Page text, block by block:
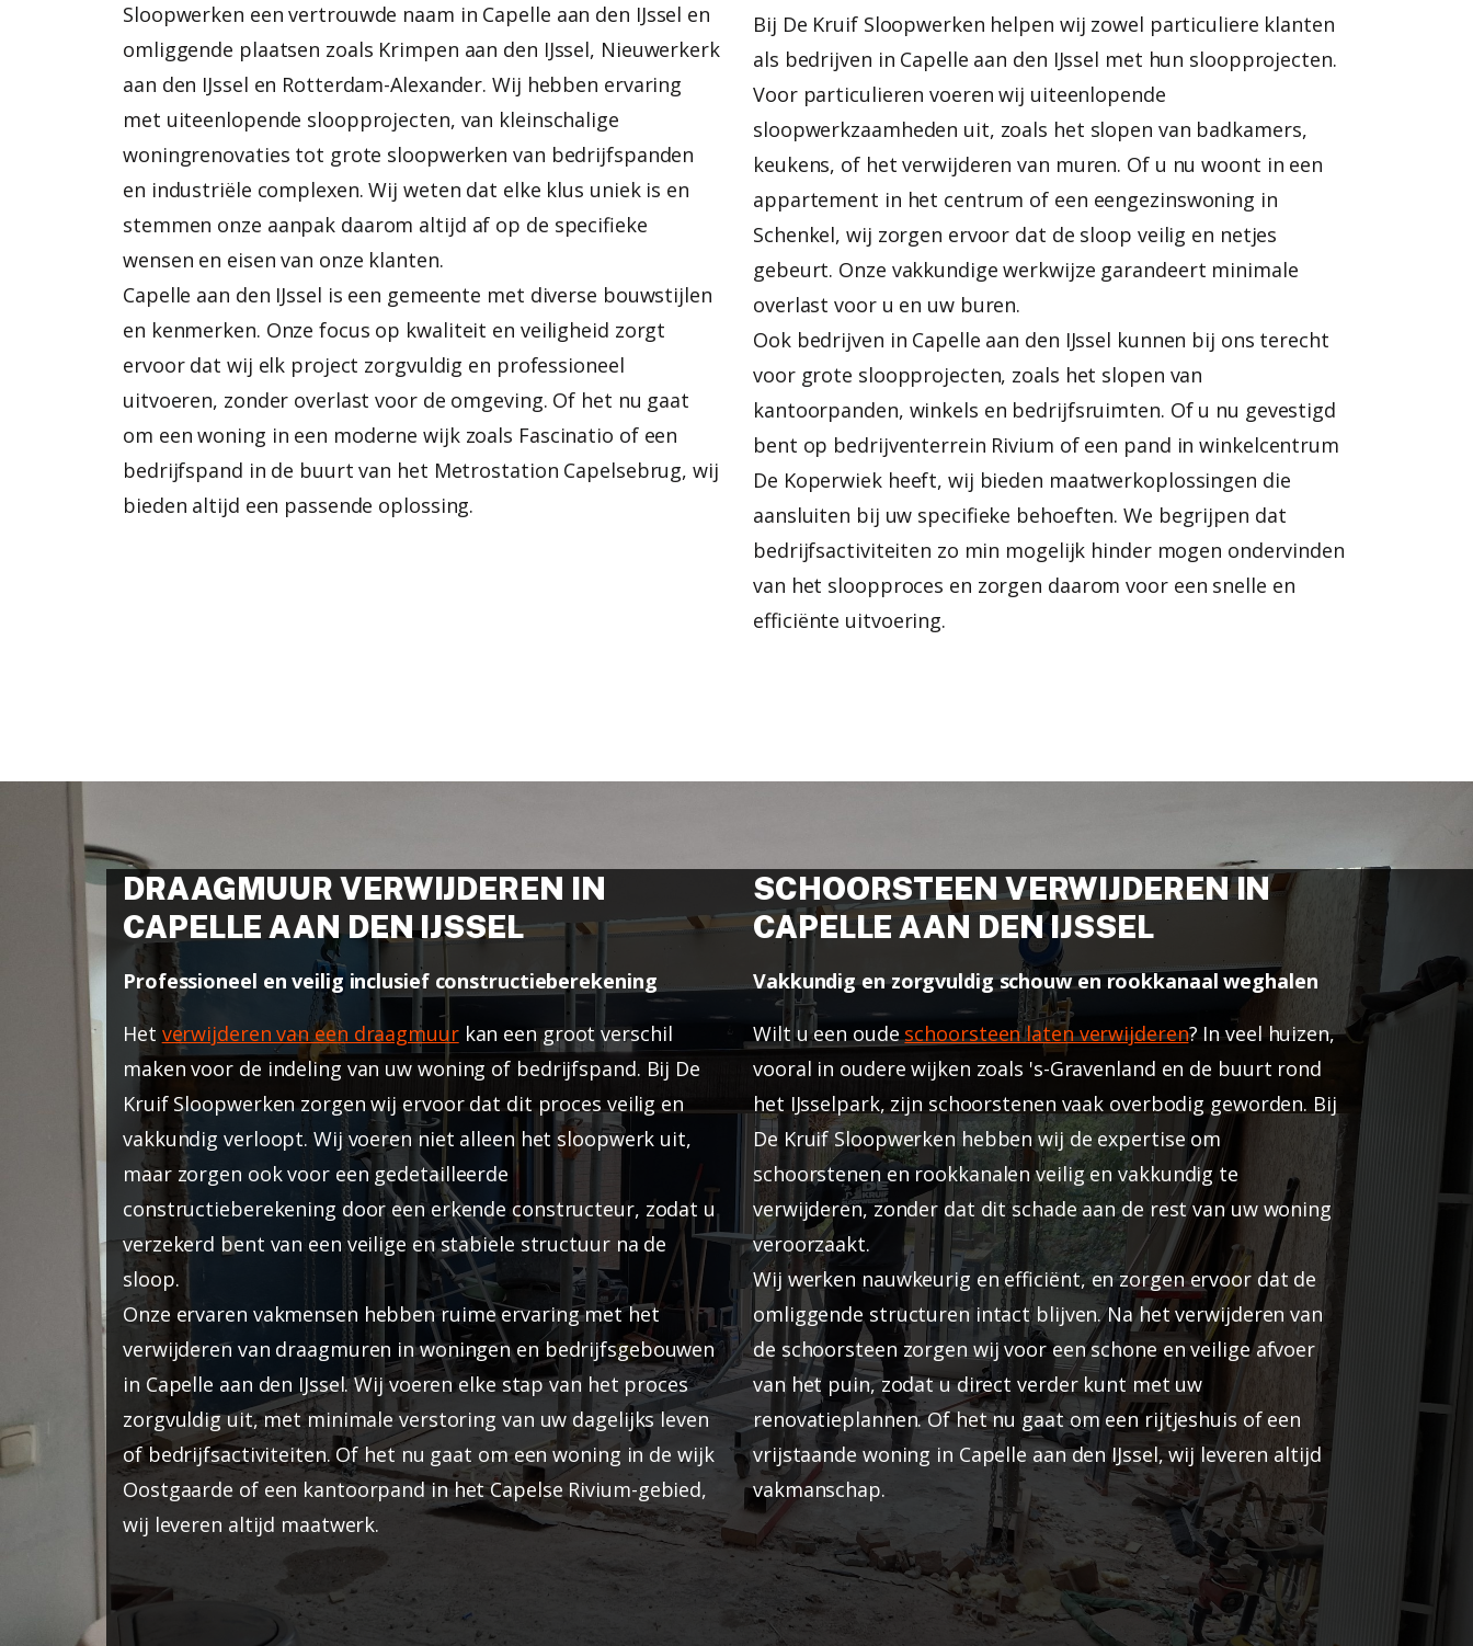
Sloopwerken een vertrouwde naam in Capelle aan den IJssel en
omliggende plaatsen zoals Krimpen aan den IJssel, Nieuwerkerk
aan den IJssel en Rotterdam-Alexander. Wij hebben ervaring
met uiteenlopende sloopprojecten, van kleinschalige
woningrenovaties tot grote sloopwerken van bedrijfspanden
en industriële complexen. Wij weten dat elke klus uniek is en
stemmen onze aanpak daarom altijd af op de specifieke
wensen en eisen van onze klanten.
Capelle aan den IJssel is een gemeente met diverse bouwstijlen
en kenmerken. Onze focus op kwaliteit en veiligheid zorgt
ervoor dat wij elk project zorgvuldig en professioneel
uitvoeren, zonder overlast voor de omgeving. Of het nu gaat
om een woning in een moderne wijk zoals Fascinatio of een
bedrijfspand in de buurt van het Metrostation Capelsebrug, wij
bieden altijd een passende oplossing.
Bij De Kruif Sloopwerken helpen wij zowel particuliere klanten
als bedrijven in Capelle aan den IJssel met hun sloopprojecten.
Voor particulieren voeren wij uiteenlopende
sloopwerkzaamheden uit, zoals het slopen van badkamers,
keukens, of het verwijderen van muren. Of u nu woont in een
appartement in het centrum of een eengezinswoning in
Schenkel, wij zorgen ervoor dat de sloop veilig en netjes
gebeurt. Onze vakkundige werkwijze garandeert minimale
overlast voor u en uw buren.
Ook bedrijven in Capelle aan den IJssel kunnen bij ons terecht
voor grote sloopprojecten, zoals het slopen van
kantoorpanden, winkels en bedrijfsruimten. Of u nu gevestigd
bent op bedrijventerrein Rivium of een pand in winkelcentrum
De Koperwiek heeft, wij bieden maatwerkoplossingen die
aansluiten bij uw specifieke behoeften. We begrijpen dat
bedrijfsactiviteiten zo min mogelijk hinder mogen ondervinden
van het sloopproces en zorgen daarom voor een snelle en
efficiënte uitvoering.
DRAAGMUUR VERWIJDEREN IN
CAPELLE AAN DEN IJSSEL
Professioneel en veilig inclusief constructieberekening
Het verwijderen van een draagmuurkan een groot verschil
maken voor de indeling van uw woning of bedrijfspand. Bij De
Kruif Sloopwerken zorgen wij ervoor dat dit proces veilig en
vakkundig verloopt. Wij voeren niet alleen het sloopwerk uit,
maar zorgen ook voor een gedetailleerde
constructieberekening door een erkende constructeur, zodat u
verzekerd bent van een veilige en stabiele structuur na de
sloop.
Onze ervaren vakmensen hebben ruime ervaring met het
verwijderen van draagmuren in woningen en bedrijfsgebouwen
in Capelle aan den IJssel. Wij voeren elke stap van het proces
zorgvuldig uit, met minimale verstoring van uw dagelijks leven
of bedrijfsactiviteiten. Of het nu gaat om een woning in de wijk
Oostgaarde of een kantoorpand in het Capelse Rivium-gebied,
wij leveren altijd maatwerk.
SCHOORSTEEN VERWIJDEREN IN
CAPELLE AAN DEN IJSSEL
Vakkundig en zorgvuldig schouw en rookkanaal weghalen
Wilt u een oudeschoorsteen laten verwijderen? In veel huizen,
vooral in oudere wijken zoals 's-Gravenland en de buurt rond
het IJsselpark, zijn schoorstenen vaak overbodig geworden. Bij
De Kruif Sloopwerken hebben wij de expertise om
schoorstenen en rookkanalen veilig en vakkundig te
verwijderen, zonder dat dit schade aan de rest van uw woning
veroorzaakt.
Wij werken nauwkeurig en efficiënt, en zorgen ervoor dat de
omliggende structuren intact blijven. Na het verwijderen van
de schoorsteen zorgen wij voor een schone en veilige afvoer
van het puin, zodat u direct verder kunt met uw
renovatieplannen. Of het nu gaat om een rijtjeshuis of een
vrijstaande woning in Capelle aan den IJssel, wij leveren altijd
vakmanschap.